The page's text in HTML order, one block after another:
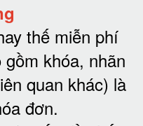
thế miễn phí
khóa, nhãn
quan khác) là
đơn.